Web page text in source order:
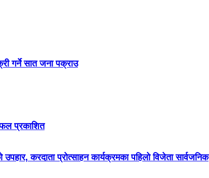
गर्ने सात जना पक्राउ
प्रकाशित
करदाता प्रोत्साहन कार्यक्रमका पहिलो विजेता सार्वजनिक